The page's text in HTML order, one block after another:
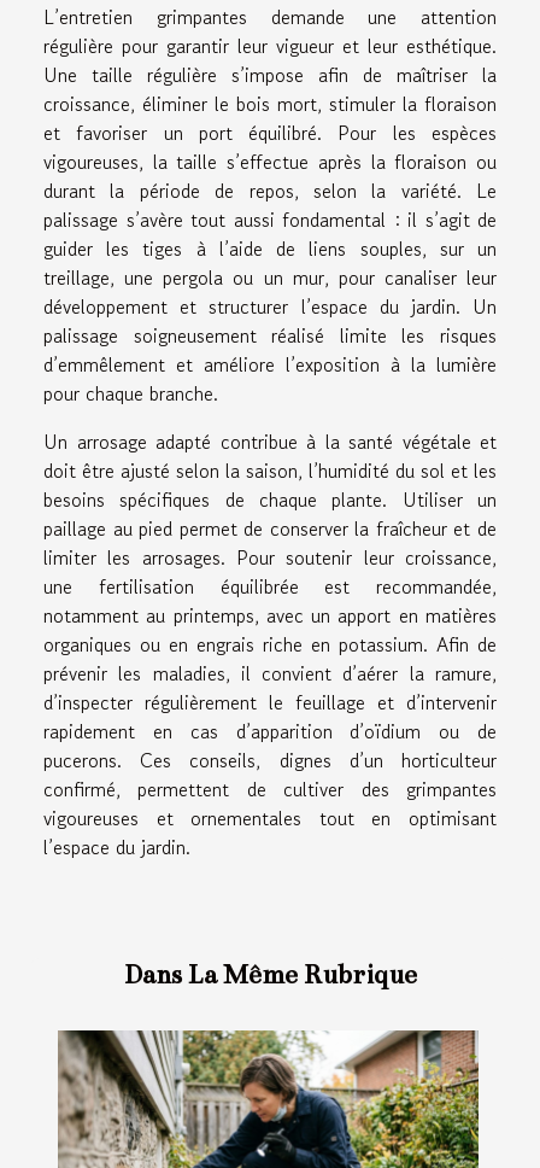
L’entretien grimpantes demande une attention
régulière pour garantir leur vigueur et leur esthétique.
Une taille régulière s’impose afin de maîtriser la
croissance, éliminer le bois mort, stimuler la floraison
et favoriser un port équilibré. Pour les espèces
vigoureuses, la taille s’effectue après la floraison ou
durant la période de repos, selon la variété. Le
palissage s’avère tout aussi fondamental : il s’agit de
guider les tiges à l’aide de liens souples, sur un
treillage, une pergola ou un mur, pour canaliser leur
développement et structurer l’espace du jardin. Un
palissage soigneusement réalisé limite les risques
d’emmêlement et améliore l’exposition à la lumière
pour chaque branche.
Un arrosage adapté contribue à la santé végétale et
doit être ajusté selon la saison, l’humidité du sol et les
besoins spécifiques de chaque plante. Utiliser un
paillage au pied permet de conserver la fraîcheur et de
limiter les arrosages. Pour soutenir leur croissance,
une fertilisation équilibrée est recommandée,
notamment au printemps, avec un apport en matières
organiques ou en engrais riche en potassium. Afin de
prévenir les maladies, il convient d’aérer la ramure,
d’inspecter régulièrement le feuillage et d’intervenir
rapidement en cas d’apparition d’oïdium ou de
pucerons. Ces conseils, dignes d’un horticulteur
confirmé, permettent de cultiver des grimpantes
vigoureuses et ornementales tout en optimisant
l’espace du jardin.
Dans La Même Rubrique